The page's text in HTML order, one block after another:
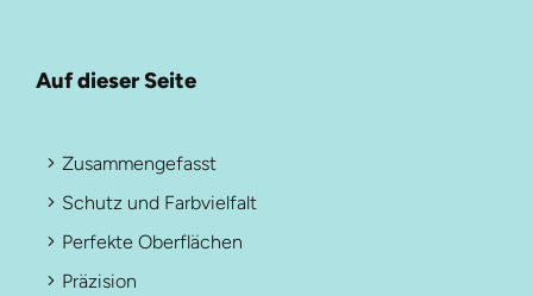
Auf dieser Seite
Zusammengefasst
Schutz und Farbvielfalt
Perfekte Oberflächen
Präzision